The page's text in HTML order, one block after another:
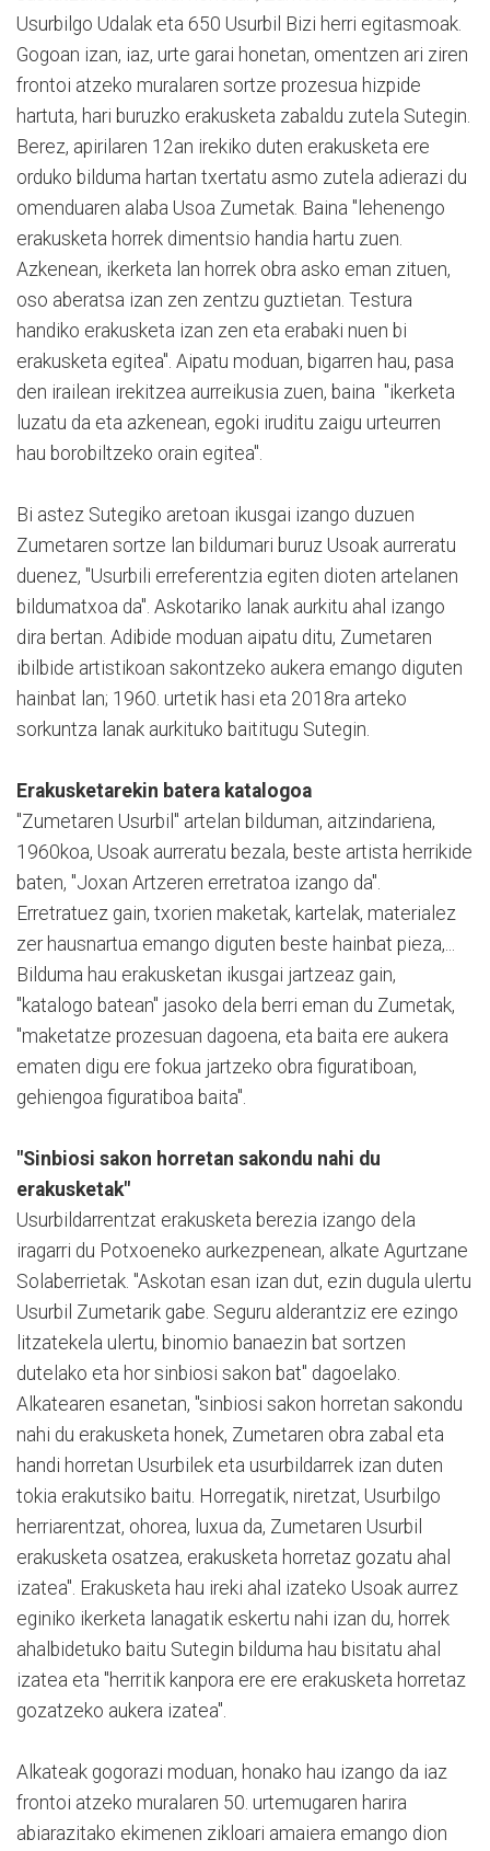
Usurbilgo Udalak eta 650 Usurbil Bizi herri egitasmoak.
Gogoan izan, iaz, urte garai honetan, omentzen ari ziren
frontoi atzeko muralaren sortze prozesua hizpide
hartuta, hari buruzko erakusketa zabaldu zutela Sutegin.
Berez, apirilaren 12an irekiko duten erakusketa ere
orduko bilduma hartan txertatu asmo zutela adierazi du
omenduaren alaba Usoa Zumetak. Baina "lehenengo
erakusketa horrek dimentsio handia hartu zuen.
Azkenean, ikerketa lan horrek obra asko eman zituen,
oso aberatsa izan zen zentzu guztietan. Testura
handiko erakusketa izan zen eta erabaki nuen bi
erakusketa egitea". Aipatu moduan, bigarren hau, pasa
den irailean irekitzea aurreikusia zuen, baina "ikerketa
luzatu da eta azkenean, egoki iruditu zaigu urteurren
hau borobiltzeko orain egitea".
Bi astez Sutegiko aretoan ikusgai izango duzuen
Zumetaren sortze lan bildumari buruz Usoak aurreratu
duenez, "Usurbili erreferentzia egiten dioten artelanen
bildumatxoa da". Askotariko lanak aurkitu ahal izango
dira bertan. Adibide moduan aipatu ditu, Zumetaren
ibilbide artistikoan sakontzeko aukera emango diguten
hainbat lan; 1960. urtetik hasi eta 2018ra arteko
sorkuntza lanak aurkituko baititugu Sutegin.
Erakusketarekin batera katalogoa
"Zumetaren Usurbil" artelan bilduman, aitzindariena,
1960koa, Usoak aurreratu bezala, beste artista herrikide
baten, "Joxan Artzeren erretratoa izango da".
Erretratuez gain, txorien maketak, kartelak, materialez
zer hausnartua emango diguten beste hainbat pieza,...
Bilduma hau erakusketan ikusgai jartzeaz gain,
"katalogo batean" jasoko dela berri eman du Zumetak,
"maketatze prozesuan dagoena, eta baita ere aukera
ematen digu ere fokua jartzeko obra figuratiboan,
gehiengoa figuratiboa baita".
"Sinbiosi sakon horretan sakondu nahi du
erakusketak"
Usurbildarrentzat erakusketa berezia izango dela
iragarri du Potxoeneko aurkezpenean, alkate Agurtzane
Solaberrietak. "Askotan esan izan dut, ezin dugula ulertu
Usurbil Zumetarik gabe. Seguru alderantziz ere ezingo
litzatekela ulertu, binomio banaezin bat sortzen
dutelako eta hor sinbiosi sakon bat" dagoelako.
Alkatearen esanetan, "sinbiosi sakon horretan sakondu
nahi du erakusketa honek, Zumetaren obra zabal eta
handi horretan Usurbilek eta usurbildarrek izan duten
tokia erakutsiko baitu. Horregatik, niretzat, Usurbilgo
herriarentzat, ohorea, luxua da, Zumetaren Usurbil
erakusketa osatzea, erakusketa horretaz gozatu ahal
izatea". Erakusketa hau ireki ahal izateko Usoak aurrez
eginiko ikerketa lanagatik eskertu nahi izan du, horrek
ahalbidetuko baitu Sutegin bilduma hau bisitatu ahal
izatea eta "herritik kanpora ere ere erakusketa horretaz
gozatzeko aukera izatea".
Alkateak gogorazi moduan, honako hau izango da iaz
frontoi atzeko muralaren 50. urtemugaren harira
abiarazitako ekimenen zikloari amaiera emango dion